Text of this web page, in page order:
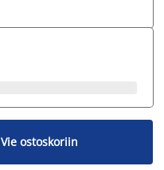
Vie ostoskoriin